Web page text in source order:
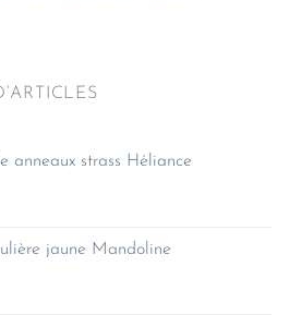
anneaux strass Héliance
jaune Mandoline